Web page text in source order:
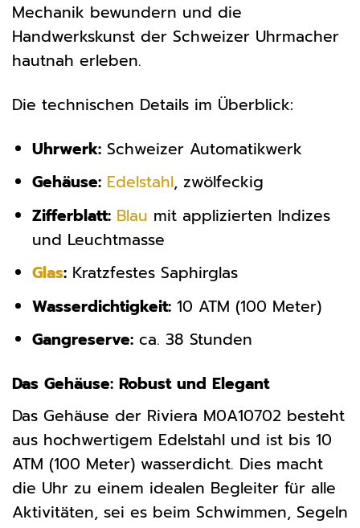
Mechanik bewundern und die
Handwerkskunst der Schweizer Uhrmacher
hautnah erleben.
Die technischen Details im Überblick:
Uhrwerk:Schweizer Automatikwerk
Gehäuse: Edelstahl, zwölfeckig
Zifferblatt: Blau mit applizierten Indizes
und Leuchtmasse
Glas:Kratzfestes Saphirglas
Wasserdichtigkeit:10 ATM (100 Meter)
Gangreserve:ca. 38 Stunden
Das Gehäuse: Robust und Elegant
Das Gehäuse der Riviera M0A10702 besteht
aus hochwertigem Edelstahl und ist bis 10
ATM (100 Meter) wasserdicht. Dies macht
die Uhr zu einem idealen Begleiter für alle
Aktivitäten, sei es beim Schwimmen, Segeln